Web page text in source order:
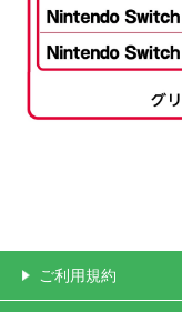
ご利用規約